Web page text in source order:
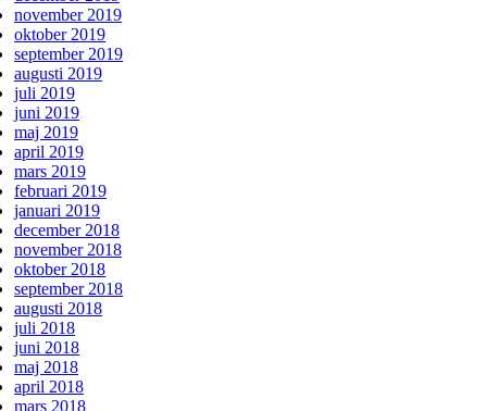
november 2019
oktober 2019
september 2019
augusti 2019
juli 2019
juni 2019
maj 2019
april 2019
mars 2019
februari 2019
januari 2019
december 2018
november 2018
oktober 2018
september 2018
augusti 2018
juli 2018
juni 2018
maj 2018
april 2018
mars 2018